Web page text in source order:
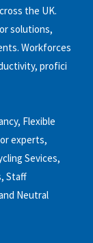
the UK.
solutions,
Workforces
profici
Flexible
experts,
Sevices,
Staff
Neutral